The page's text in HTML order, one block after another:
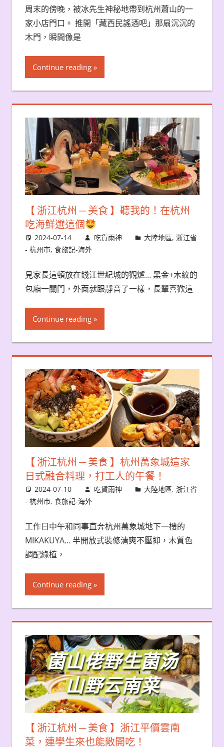
周末的傍晚，被冰先生神秘地帶到杭州蕭山的一
家小店門口。 推開「藏西民謠酒吧」那扇沉沉的
木門，瞬間像是
Continue reading
【 浙江杭州 ─ 美食 】聽我的！在杭州
吃海鮮選這個
2024-07-14 吃貨雨神 大陸地區,浙江省
- 杭州市, 食旅記-海外
見家長這頓放在錢江世紀城的觀爐… 黑金+木紋的
包廂一關門，外面就跟靜音了一樣，長輩喜歡這
Continue reading
【 浙江杭州 ─ 美食 】杭州萬象城這家
日式融合料理，打工人的午餐！
2024-07-10 吃貨雨神 大陸地區,浙江省
- 杭州市, 食旅記-海外
工作日中午和同事直奔杭州萬象城地下一樓的
MIKAKUYA… 半開放式裝修清爽不壓抑，木質色
調配綠植，
Continue reading
【 浙江杭州 ─ 美食 】浙江平價雲南
菜，連學生來也能敞開吃！